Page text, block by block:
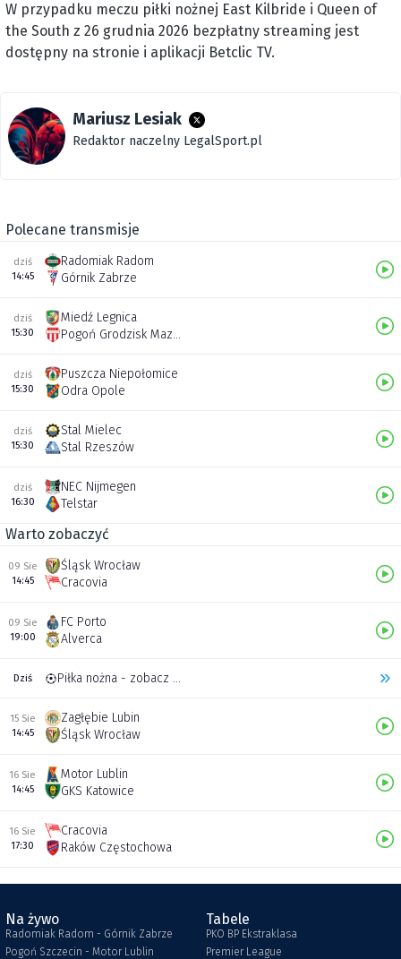
W przypadku meczu piłki nożnej East Kilbride i Queen of
the South z 26 grudnia 2026 bezpłatny streaming jest
dostępny na stronie i aplikacji Betclic TV.
Mariusz Lesiak
Redaktor naczelny LegalSport.pl
Polecane transmisje
dziś
14:45
Radomiak Radom
Górnik Zabrze
dziś
15:30
Miedź Legnica
Pogoń Grodzisk Mazowiecki
dziś
15:30
Puszcza Niepołomice
Odra Opole
dziś
15:30
Stal Mielec
Stal Rzeszów
dziś
16:30
NEC Nijmegen
Telstar
Warto zobaczyć
09 Sie
14:45
Śląsk Wrocław
Cracovia
09 Sie
19:00
FC Porto
Alverca
Dziś Piłka nożna - zobacz inne transmisje
15 Sie
14:45
Zagłębie Lubin
Śląsk Wrocław
16 Sie
14:45
Motor Lublin
GKS Katowice
16 Sie
17:30
Cracovia
Raków Częstochowa
Na żywo
Radomiak Radom - Górnik Zabrze
Pogoń Szczecin - Motor Lublin
Tabele
PKO BP Ekstraklasa
Premier League